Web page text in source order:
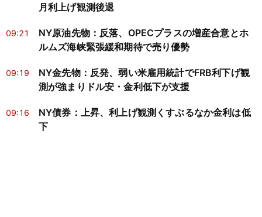
月利上げ観測後退
09:21
NY原油先物：反落、OPECプラスの増産合意とホ
ルムズ海峡緊張緩和期待で売り優勢
09:19
NY金先物：反発、弱い米雇用統計でFRB利下げ観
測が強まりドル安・金利低下が支援
09:16
NY債券：上昇、利上げ観測くすぶるなか金利は低
下